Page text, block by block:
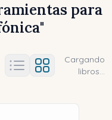
para
"
Título (z-a)
abierto
Cargando
libros...